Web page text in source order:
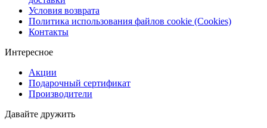
Условия возврата
Политика использования файлов cookie (Cookies)
Контакты
Интересное
Акции
Подарочный сертификат
Производители
Давайте дружить